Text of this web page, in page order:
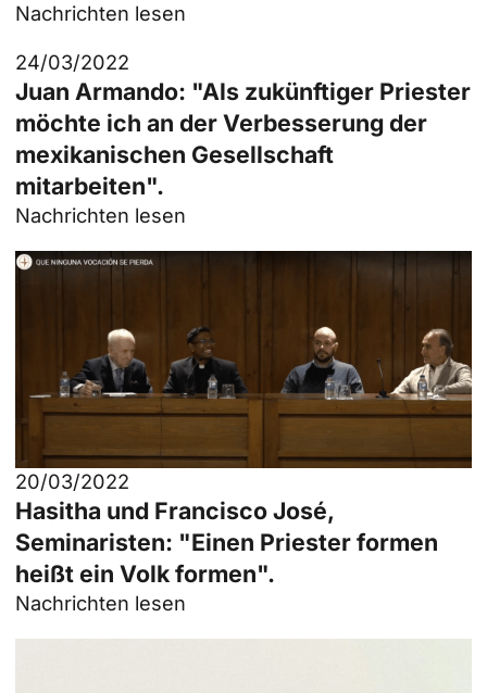
Nachrichten lesen
24/03/2022
Juan Armando: "Als zukünftiger Priester
möchte ich an der Verbesserung der
mexikanischen Gesellschaft
mitarbeiten".
Nachrichten lesen
20/03/2022
Hasitha und Francisco José,
Seminaristen: "Einen Priester formen
heißt ein Volk formen".
Nachrichten lesen